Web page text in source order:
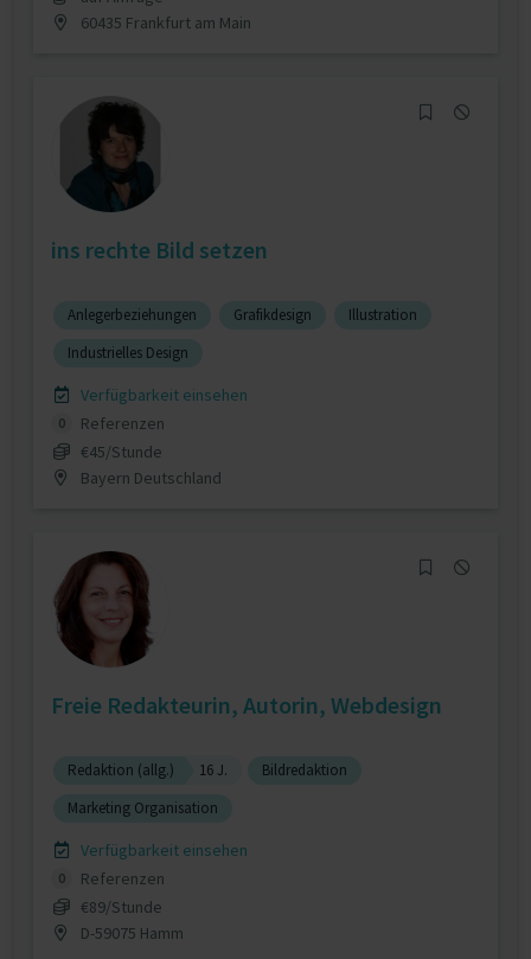
60435 Frankfurt am Main
ins rechte Bild setzen
Anlegerbeziehungen Grafikdesign
Illustration
Industrielles Design
Verfügbarkeit einsehen
0
Referenzen
€45/Stunde
Bayern Deutschland
Freie Redakteurin, Autorin, Webdesign
Redaktion (allg.) 16 J.
Bildredaktion
Marketing Organisation
Verfügbarkeit einsehen
0
Referenzen
€89/Stunde
D-59075 Hamm